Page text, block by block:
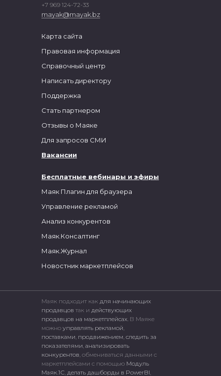
+7 969 124-72-33
mayak@mayak.bz
Бесплатные вебинары и эфиры
Маяк Плагин для браузера
Управление рекламой
Анализ конкурентов
Маяк.Консалтинг
Маяк.Журнал
Новостник маркетплейсов
Карта сайта
Правовая информация
Справочный центр
Написать директору
Поддержка
Стать партнером
Отзывы о Маяке
Для запросов СМИ
Вакансии
Маяк подходит как для начинающих
продавцов так и действующих
продавцов на маркетплейсах. В Маяке
можно управлять рекламой,
поставками, продвижением, следить за
показателями, анализировать
конкурентов, обмениваться данными с
маркетплейсами c помощью Модуль
Маяк.1С, делать дашборды в PowerBI,